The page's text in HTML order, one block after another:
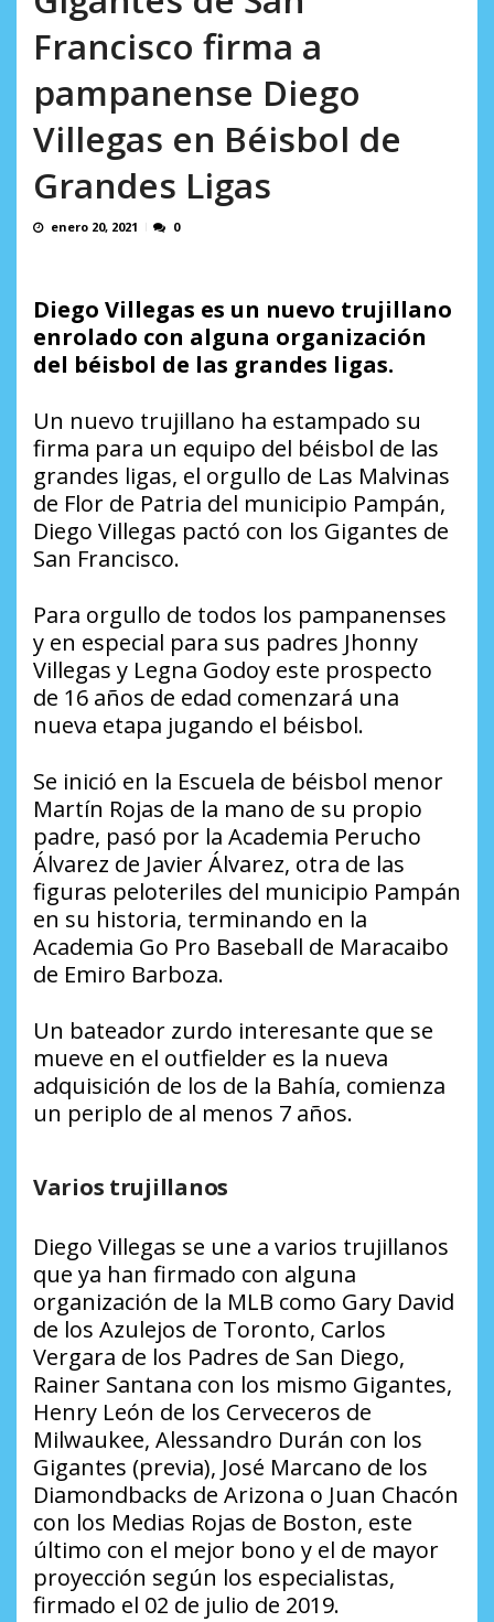
Francisco firma a
pampanense Diego
Villegas en Béisbol de
Grandes Ligas
enero 20, 2021 0
Diego Villegas es un nuevo trujillano
enrolado con alguna organización
del béisbol de las grandes ligas.
Un nuevo trujillano ha estampado su
firma para un equipo del béisbol de las
grandes ligas, el orgullo de Las Malvinas
de Flor de Patria del municipio Pampán,
Diego Villegas pactó con los Gigantes de
San Francisco.
Para orgullo de todos los pampanenses
y en especial para sus padres Jhonny
Villegas y Legna Godoy este prospecto
de 16 años de edad comenzará una
nueva etapa jugando el béisbol.
Se inició en la Escuela de béisbol menor
Martín Rojas de la mano de su propio
padre, pasó por la Academia Perucho
Álvarez de Javier Álvarez, otra de las
figuras peloteriles del municipio Pampán
en su historia, terminando en la
Academia Go Pro Baseball de Maracaibo
de Emiro Barboza.
Un bateador zurdo interesante que se
mueve en el outfielder es la nueva
adquisición de los de la Bahía, comienza
un periplo de al menos 7 años.
Varios trujillanos
Diego Villegas se une a varios trujillanos
que ya han firmado con alguna
organización de la MLB como Gary David
de los Azulejos de Toronto, Carlos
Vergara de los Padres de San Diego,
Rainer Santana con los mismo Gigantes,
Henry León de los Cerveceros de
Milwaukee, Alessandro Durán con los
Gigantes (previa), José Marcano de los
Diamondbacks de Arizona o Juan Chacón
con los Medias Rojas de Boston, este
último con el mejor bono y el de mayor
proyección según los especialistas,
firmado el 02 de julio de 2019.